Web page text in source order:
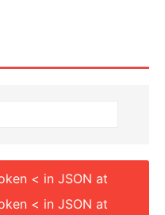
< in JSON at
< in JSON at